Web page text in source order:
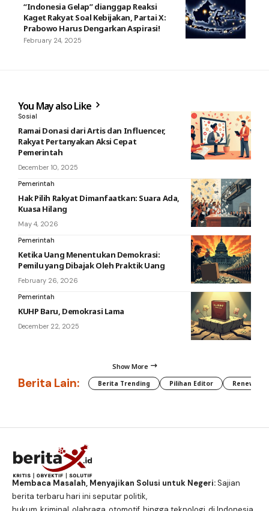
“Indonesia Gelap” dianggap Reaksi
Kaget Rakyat Soal Kebijakan, Partai X:
Prabowo Harus Dengarkan Aspirasi!
February 24, 2025
You May also Like
Sosial
Ramai Donasi dari Artis dan Influencer,
Rakyat Pertanyakan Aksi Cepat
Pemerintah
December 10, 2025
Pemerintah
Hak Pilih Rakyat Dimanfaatkan: Suara Ada,
Kuasa Hilang
May 4, 2026
Pemerintah
Ketika Uang Menentukan Demokrasi:
Pemilu yang Dibajak Oleh Praktik Uang
February 26, 2026
Pemerintah
KUHP Baru, Demokrasi Lama
December 22, 2025
Show More
Berita Lain: Berita Trending Pilihan Editor
Membaca Masalah, Menyajikan Solusi untuk Negeri:Sajian
berita terbaru hari ini seputar politik,